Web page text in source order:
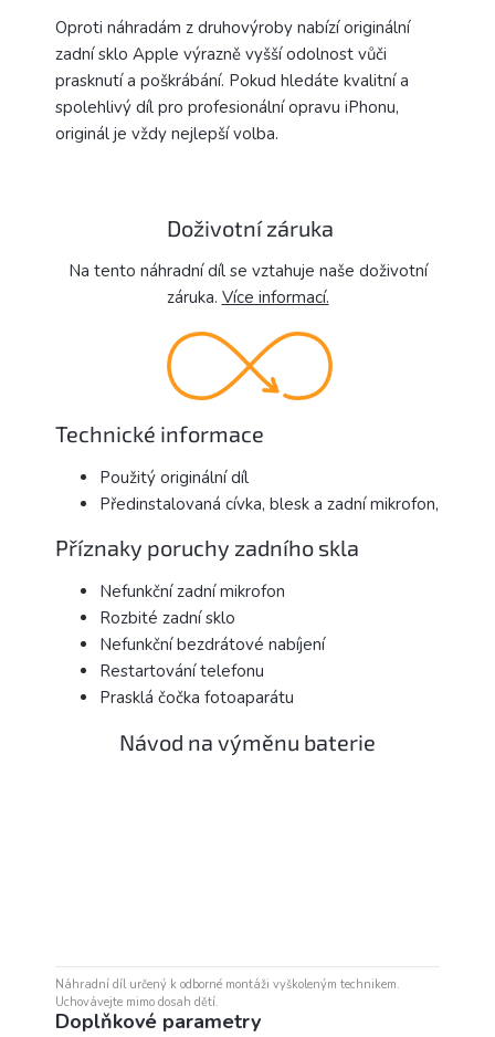
Oproti náhradám z druhovýroby nabízí originální
zadní sklo Apple výrazně vyšší odolnost vůči
prasknutí a poškrábání. Pokud hledáte kvalitní a
spolehlivý díl pro profesionální opravu iPhonu,
originál je vždy nejlepší volba.
Doživotní záruka
Na tento náhradní díl se vztahuje naše doživotní
záruka. Více informací.
Technické informace
Použitý originální díl
Předinstalovaná cívka, blesk a zadní mikrofon,
Příznaky poruchy zadního skla
Nefunkční zadní mikrofon
Rozbité zadní sklo
Nefunkční bezdrátové nabíjení
Restartování telefonu
Prasklá čočka fotoaparátu
Návod na výměnu baterie
Náhradní díl určený k odborné montáži vyškoleným technikem.
Uchovávejte mimo dosah dětí.
Doplňkové parametry